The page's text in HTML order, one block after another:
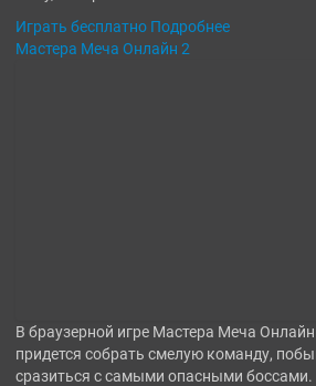
Играть бесплатно Подробнее
Мастера Меча Онлайн 2
В браузерной игре Мастера Меча
придется собрать смелую команду,
сразиться с самыми опасными боссами.